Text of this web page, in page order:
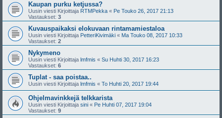
Kaupan purku ketjussa?
Uusin viesti Kirjoittaja RTMPekka « Pe Touko 26, 2017 21:13
Vastaukset: 3
Kuvauspaikaksi elokuvaan rintamamiestaloa
Uusin viesti Kirjoittaja PetteriKivimäki « Ma Touko 08, 2017 10:33
Vastaukset: 2
Nykymeno
Uusin viesti Kirjoittaja lmfmis « Su Huhti 30, 2017 16:23
Vastaukset: 6
Tuplat - saa poistaa..
Uusin viesti Kirjoittaja lmfmis « To Huhti 20, 2017 19:44
Ohjelmavinkkejä telkkarista
Uusin viesti Kirjoittaja sini « Pe Huhti 07, 2017 19:04
Vastaukset: 9